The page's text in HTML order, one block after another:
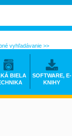
vyhľadávanie >>
BIELA
SOFTWARE, E-
KNIHY